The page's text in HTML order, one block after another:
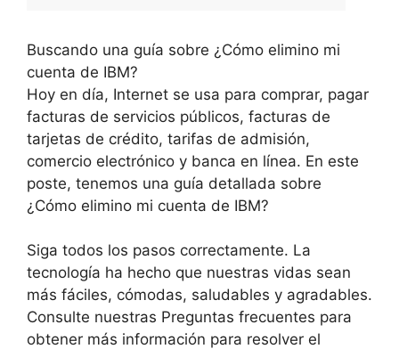
Buscando una guía sobre ¿Cómo elimino mi
cuenta de IBM?
Hoy en día, Internet se usa para comprar, pagar
facturas de servicios públicos, facturas de
tarjetas de crédito, tarifas de admisión,
comercio electrónico y banca en línea. En este
poste, tenemos una guía detallada sobre
¿Cómo elimino mi cuenta de IBM?
Siga todos los pasos correctamente. La
tecnología ha hecho que nuestras vidas sean
más fáciles, cómodas, saludables y agradables.
Consulte nuestras Preguntas frecuentes para
obtener más información para resolver el